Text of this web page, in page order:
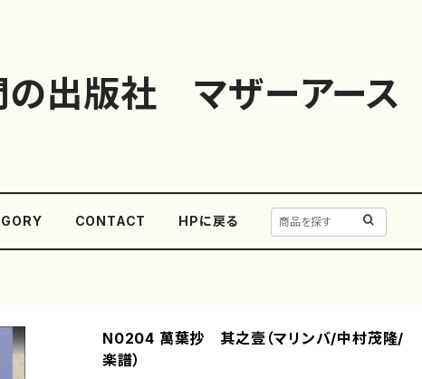
出版社 マザーアース
CONTACT HPに戻る
N0204 萬葉抄 其之壹（マリンバ/中村茂隆/
楽譜）